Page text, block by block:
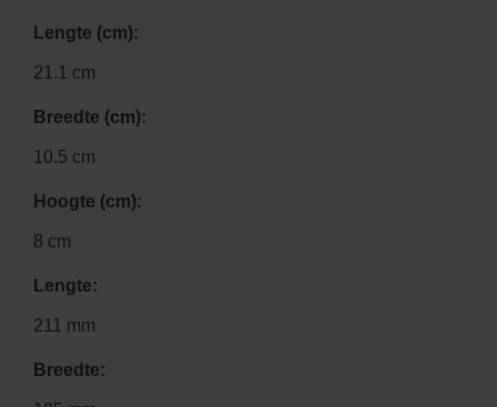
Lengte (cm):
21.1 cm
Breedte (cm):
10.5 cm
Hoogte (cm):
8 cm
Lengte:
211 mm
Breedte: